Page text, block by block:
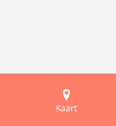
Kaart